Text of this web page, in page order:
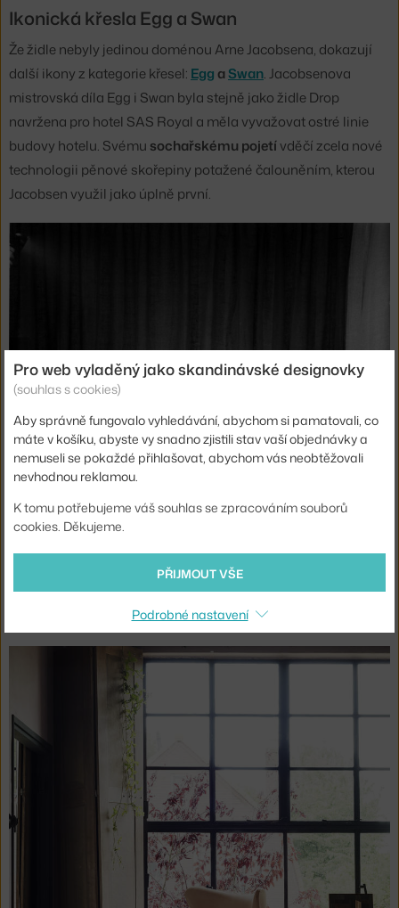
Ikonická křesla Egg a Swan
Že židle nebyly jedinou doménou Arne Jacobsena, dokazují
další ikony z kategorie křesel: Egg aSwan. Jacobsenova
mistrovská díla Egg i Swan byla stejně jako židle Drop
navržena pro hotel SAS Royal a měla vyvažovat ostré linie
budovy hotelu. Svému sochařskému pojetívděčí zcela nové
technologii pěnové skořepiny potažené čalouněním, kterou
Jacobsen využil jako úplně první.
Arne Jacobsen ve svém křesle Egg
Pro web vyladěný jako skandinávské designovky
(souhlas s cookies)
Aby správně fungovalo vyhledávání, abychom si pamatovali, co
máte v košíku, abyste vy snadno zjistili stav vaší objednávky a
nemuseli se pokaždé přihlašovat, abychom vás neobtěžovali
nevhodnou reklamou.
K tomu potřebujeme váš souhlas se zpracováním souborů
cookies. Děkujeme.
PŘIJMOUT VŠE
Podrobné nastavení